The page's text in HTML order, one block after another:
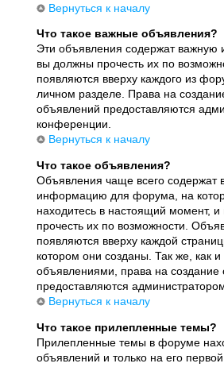
Вернуться к началу
Что такое важные объявления?
Эти объявления содержат
вы должны прочесть их по
появляются вверху каждого из
личном разделе. Права на
объявлений предоставляются
конференции.
Вернуться к началу
Что такое объявления?
Объявления чаще всего содержат
информацию для форума, на
находитесь в настоящий момент,
прочесть их по возможности.
появляются вверху каждой
котором они созданы. Так же, как
объявлениями, права на создание
предоставляются
Вернуться к началу
Что такое прилепленные темы?
Прилепленные темы в форуме
объявлений и только на его